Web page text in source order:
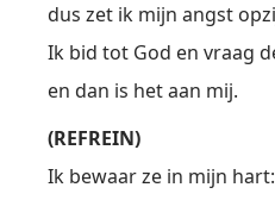
dus zet ik mijn angst
Ik bid tot God en vraag
en dan is het aan mij.
(REFREIN)
Ik bewaar ze in mijn hart: